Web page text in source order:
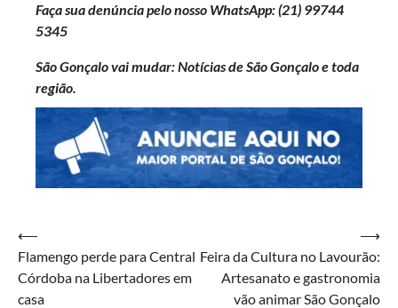
Faça sua denúncia pelo nosso WhatsApp: (21) 99744
5345
São Gonçalo vai mudar: Notícias de São Gonçalo e toda
região.
Navegação
de
Post
⟵
Flamengo perde para Central
Córdoba na Libertadores em
casa
Feira da Cultura no Lavourão:
Artesanato e gastronomia
vão animar São Gonçalo
⟶